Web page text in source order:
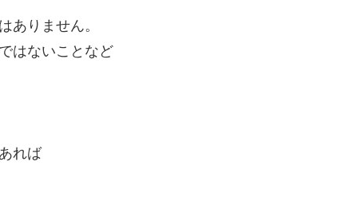
ありません。
はないことなど
れば